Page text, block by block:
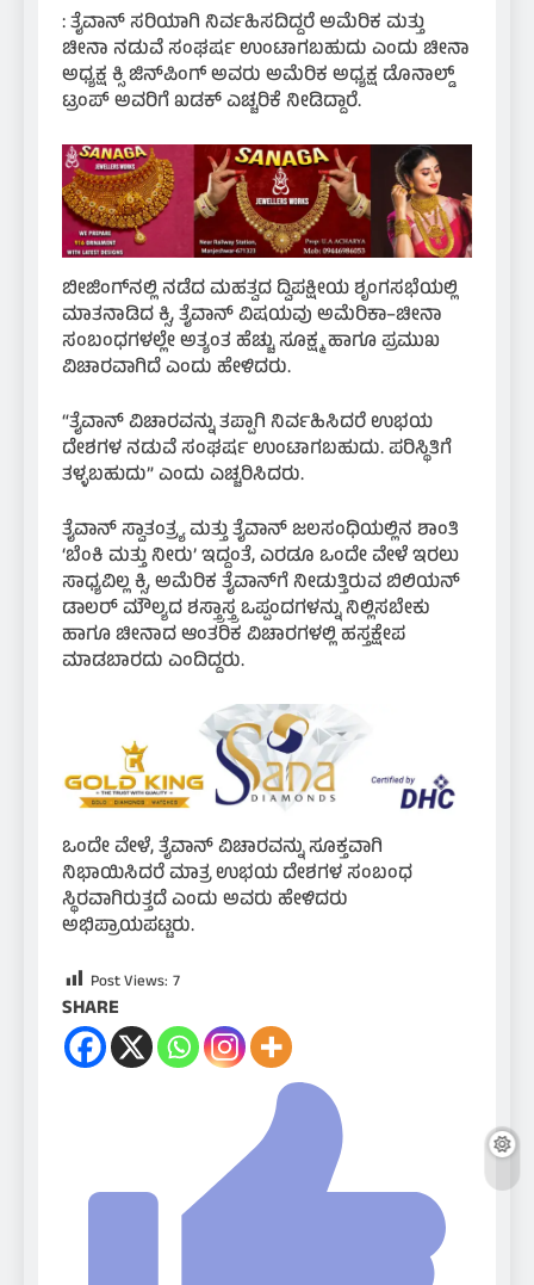
: ತೈವಾನ್ ಸರಿಯಾಗಿ ನಿರ್ವಹಿಸದಿದ್ದರೆ ಅಮೆರಿಕ ಮತ್ತು
ಚೀನಾ ನಡುವೆ ಸಂಘರ್ಷ ಉಂಟಾಗಬಹುದು ಎಂದು ಚೀನಾ
ಅಧ್ಯಕ್ಷ ಕ್ಸಿ ಜಿನ್‌ಪಿಂಗ್ ಅವರು ಅಮೆರಿಕ ಅಧ್ಯಕ್ಷ ಡೊನಾಲ್ಡ್
ಟ್ರಂಪ್ ಅವರಿಗೆ ಖಡಕ್ ಎಚ್ಚರಿಕೆ ನೀಡಿದ್ದಾರೆ.
ಬೀಜಿಂಗ್‌ನಲ್ಲಿ ನಡೆದ ಮಹತ್ವದ ದ್ವಿಪಕ್ಷೀಯ ಶೃಂಗಸಭೆಯಲ್ಲಿ
ಮಾತನಾಡಿದ ಕ್ಸಿ, ತೈವಾನ್ ವಿಷಯವು ಅಮೆರಿಕಾ–ಚೀನಾ
ಸಂಬಂಧಗಳಲ್ಲೇ ಅತ್ಯಂತ ಹೆಚ್ಚು ಸೂಕ್ಷ್ಮ ಹಾಗೂ ಪ್ರಮುಖ
ವಿಚಾರವಾಗಿದೆ ಎಂದು ಹೇಳಿದರು.
“ತೈವಾನ್ ವಿಚಾರವನ್ನು ತಪ್ಪಾಗಿ ನಿರ್ವಹಿಸಿದರೆ ಉಭಯ
ದೇಶಗಳ ನಡುವೆ ಸಂಘರ್ಷ ಉಂಟಾಗಬಹುದು. ಪರಿಸ್ಥಿತಿಗೆ
ತಳ್ಳಬಹುದು” ಎಂದು ಎಚ್ಚರಿಸಿದರು.
ತೈವಾನ್ ಸ್ವಾತಂತ್ರ್ಯ ಮತ್ತು ತೈವಾನ್ ಜಲಸಂಧಿಯಲ್ಲಿನ ಶಾಂತಿ
‘ಬೆಂಕಿ ಮತ್ತು ನೀರು’ ಇದ್ದಂತೆ, ಎರಡೂ ಒಂದೇ ವೇಳೆ ಇರಲು
ಸಾಧ್ಯವಿಲ್ಲ ಕ್ಸಿ, ಅಮೆರಿಕ ತೈವಾನ್‌ಗೆ ನೀಡುತ್ತಿರುವ ಬಿಲಿಯನ್
ಡಾಲರ್ ಮೌಲ್ಯದ ಶಸ್ತ್ರಾಸ್ತ್ರ ಒಪ್ಪಂದಗಳನ್ನು ನಿಲ್ಲಿಸಬೇಕು
ಹಾಗೂ ಚೀನಾದ ಆಂತರಿಕ ವಿಚಾರಗಳಲ್ಲಿ ಹಸ್ತಕ್ಷೇಪ
ಮಾಡಬಾರದು ಎಂದಿದ್ದರು.
ಒಂದೇ ವೇಳೆ, ತೈವಾನ್ ವಿಚಾರವನ್ನು ಸೂಕ್ತವಾಗಿ
ನಿಭಾಯಿಸಿದರೆ ಮಾತ್ರ ಉಭಯ ದೇಶಗಳ ಸಂಬಂಧ
ಸ್ಥಿರವಾಗಿರುತ್ತದೆ ಎಂದು ಅವರು ಹೇಳಿದರು
ಅಭಿಪ್ರಾಯಪಟ್ಟರು.
Post Views: 7
SHARE